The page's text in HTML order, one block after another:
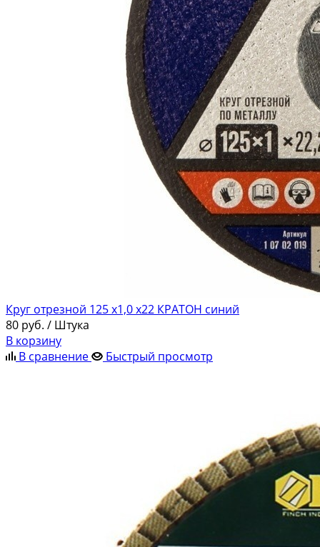
Круг отрезной 125 х1,0 х22 КРАТОН синий
80 руб. / Штука
В корзину
В сравнение
Быстрый просмотр